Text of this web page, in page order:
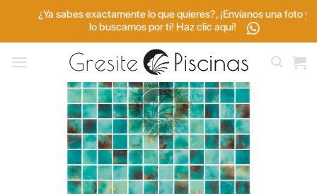
contenido
¿Ya sabes exactamente lo que quieres?, ¡Envíanos una foto y
lo buscamos por ti! Haz clic aquí!